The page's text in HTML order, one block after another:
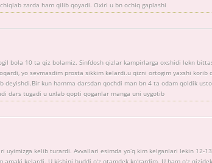
zarda ham qilib qoyadi. Oxiri u bn ochiq gaplashi
bola 10 ta qiz bolamiz. Sinfdosh qizlar kampirlarga oxshidi lekn
yo sevmasdim prosta sikkim kelardi.u qizni ortogim yaxshi korib
kun hamma darsdan qochdi man bn 4 ta odam qoldik
dars tugadi u uxlab qopti qoganlar manga uni uygotib
uyimizga kelib turardi. Avvallari esimda yoʻq kim kelganlari lekin 12-